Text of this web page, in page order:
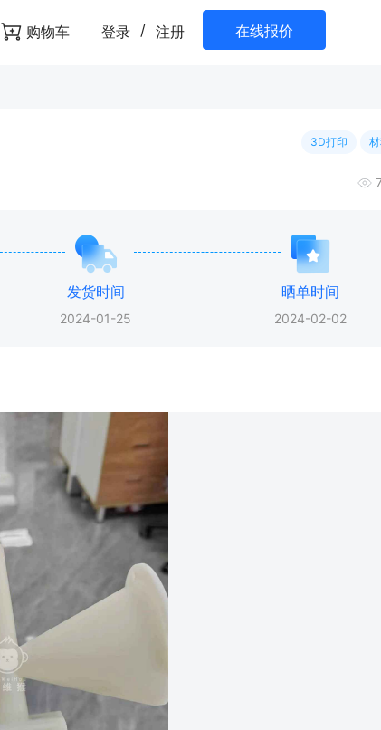
购物车 登录 / 注册 在线报价
3D打印
发货时间
2024-01-25
晒单时间
2024-02-02